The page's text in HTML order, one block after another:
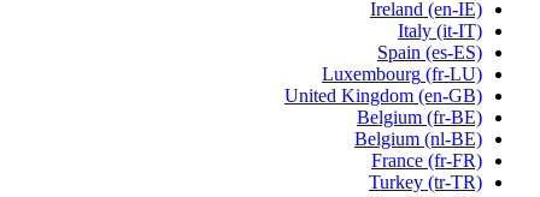
Ireland (en-IE)
Italy (it-IT)
Spain (es-ES)
Luxembourg (fr-LU)
United Kingdom (en-GB)
Belgium (fr-BE)
Belgium (nl-BE)
France (fr-FR)
Turkey (tr-TR)